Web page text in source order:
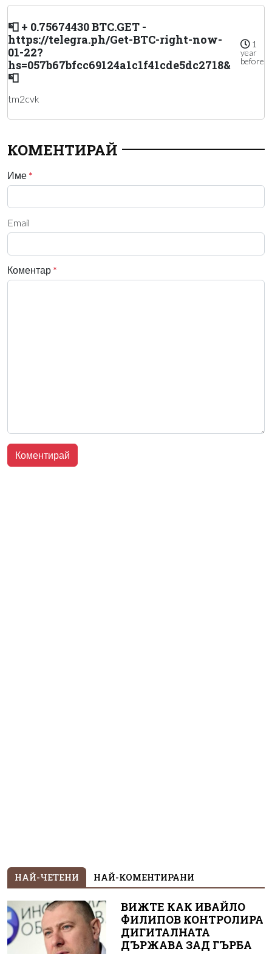
📮 + 0.75674430 BTC.GET -
https://telegra.ph/Get-BTC-right-now-
01-22?
hs=057b67bfcc69124a1c1f41cde5dc2718&
📮
1
year
before
tm2cvk
КОМЕНТИРАЙ
Име *
Email
Коментар *
НАЙ-ЧЕТЕНИ НАЙ-КОМЕНТИРАНИ
ВИЖТЕ КАК ИВАЙЛО
ФИЛИПОВ КОНТРОЛИРА
ДИГИТАЛНАТА
ДЪРЖАВА ЗАД ГЪРБА